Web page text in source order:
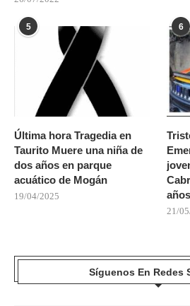
5
Última hora Tragedia en
Taurito Muere una niña de
dos años en parque
acuático de Mogán
19/04/2025
6
años
21/
Síguenos En Redes